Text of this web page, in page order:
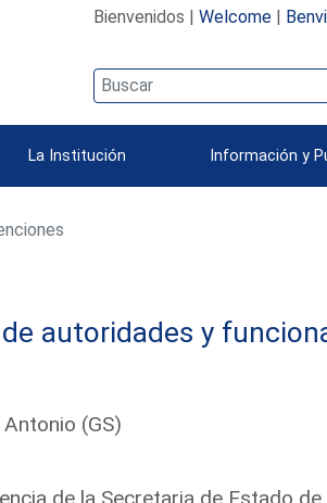
Bienvenidos | Welcome|
La Institución Información y
autoridades y
(GS)
de la Secretaria de Estado